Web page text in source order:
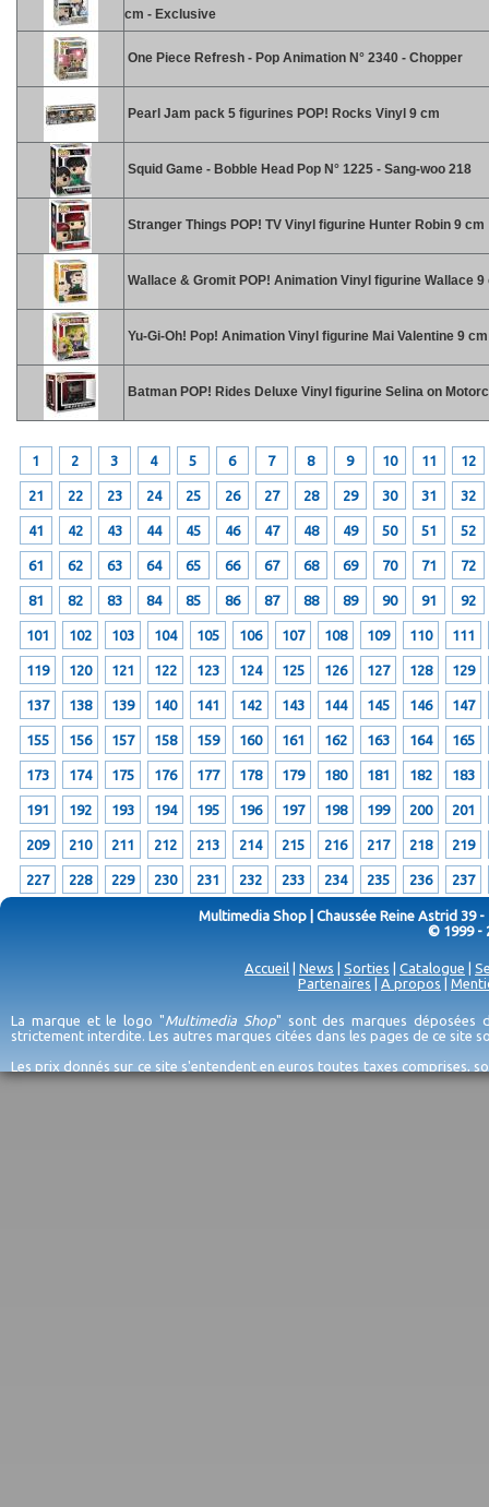
cm - Exclusive
One Piece Refresh - Pop Animation N° 2340 - Chopper
Pearl Jam pack 5 figurines POP! Rocks Vinyl 9 cm
Squid Game - Bobble Head Pop N° 1225 - Sang-woo 218
Stranger Things POP! TV Vinyl figurine Hunter Robin 9 cm
Wallace & Gromit POP! Animation Vinyl figurine Wallace 9
Yu-Gi-Oh! Pop! Animation Vinyl figurine Mai Valentine 9 cm
Batman POP! Rides Deluxe Vinyl figurine Selina on
1 2 3 4 5 6 7 8 9 10 11 12
21 22 23 24 25 26 27 28 29 30 31 32
41 42 43 44 45 46 47 48 49 50 51 52
61 62 63 64 65 66 67 68 69 70 71 72
81 82 83 84 85 86 87 88 89 90 91 92
101 102 103 104 105 106 107 108 109 110 111
119 120 121 122 123 124 125 126 127 128 129
137 138 139 140 141 142 143 144 145 146 147
155 156 157 158 159 160 161 162 163 164 165
173 174 175 176 177 178 179 180 181 182 183
191 192 193 194 195 196 197 198 199 200 201
209 210 211 212 213 214 215 216 217 218 219
227 228 229 230 231 232 233 234 235 236 237
Multimedia Shop | Chaussée Reine Astrid 39 -
© 1999 -
Accueil News Sorties Catalogue
Partenaires
A propos
La marque et le logo "Multimedia Shop" sont des marques déposées
strictement interdite. Les autres marques citées dans les pages de ce site
Les prix donnés sur ce site s'entendent en euros toutes taxes comprises,
erreurs d'encodage, et sauf épuisement du stock et/ou impossibilité de